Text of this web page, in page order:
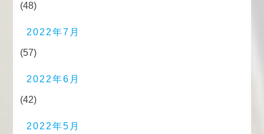
(48)
2022年7月
(57)
2022年6月
(42)
2022年5月